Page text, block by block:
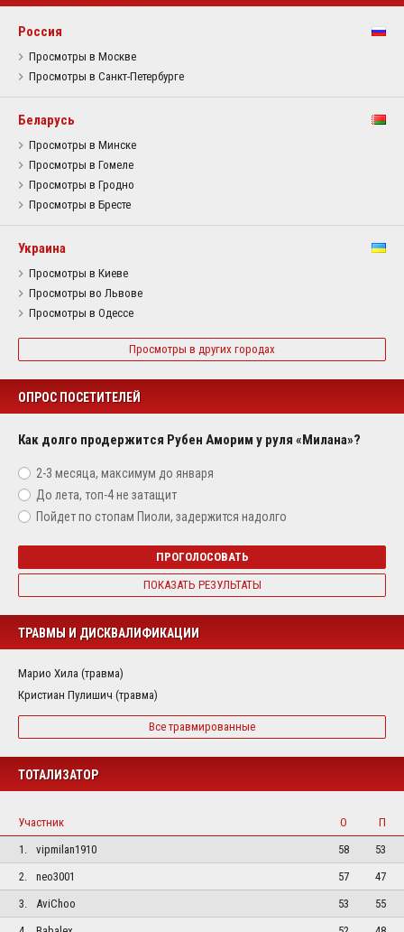
Россия
Просмотры в Москве
Просмотры в Санкт-Петербурге
Беларусь
Просмотры в Минске
Просмотры в Гомеле
Просмотры в Гродно
Просмотры в Бресте
Украина
Просмотры в Киеве
Просмотры во Львове
Просмотры в Одессе
Просмотры в других городах
ОПРОС ПОСЕТИТЕЛЕЙ
Как долго продержится Рубен Аморим у руля «Милана»?
2-3 месяца, максимум до января
До лета, топ-4 не затащит
Пойдет по стопам Пиоли, задержится надолго
ПРОГОЛОСОВАТЬ
ПОКАЗАТЬ РЕЗУЛЬТАТЫ
ТРАВМЫ И ДИСКВАЛИФИКАЦИИ
Марио Хила (травма)
Кристиан Пулишич (травма)
Все травмированные
ТОТАЛИЗАТОР
Участник О
П
1.
vipmilan1910 58
53
2.
neo3001 57
47
3.
AviChoo 53
55